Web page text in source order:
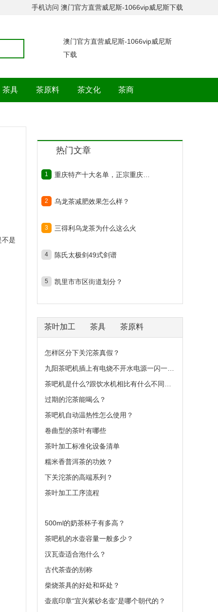
手机访问 澳门官方直营威尼斯-1066vip威尼斯下载
澳门官方直营威尼斯-1066vip威尼斯
下载
茶具 茶原料 茶文化 茶商
不是
热门文章
1
2 乌龙茶减肥效果怎么样？
3 三得利乌龙茶为什么这么火
4 陈氏太极剑49式剑谱
5 凯里市市区街道划分？
茶叶加工 茶具 茶原料
怎样区分下关沱茶真假？
过期的沱茶能喝么？
茶吧机自动温热性怎么使用？
卷曲型的茶叶有哪些
茶叶加工标准化设备清单
糯米香普洱茶的功效？
下关沱茶的高端系列？
茶叶加工工序流程
500ml的奶茶杯子有多高？
茶吧机的水壶容量一般多少？
汉瓦壶适合泡什么？
古代茶壶的别称
柴烧茶具的好处和坏处？
壶底印章“宜兴紫砂名壶”是哪个朝代的？